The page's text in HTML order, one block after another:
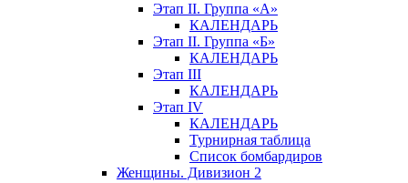
Этап II. Группа «А»
КАЛЕНДАРЬ
Этап II. Группа «Б»
КАЛЕНДАРЬ
Этап III
КАЛЕНДАРЬ
Этап IV
КАЛЕНДАРЬ
Турнирная таблица
Список бомбардиров
Женщины. Дивизион 2